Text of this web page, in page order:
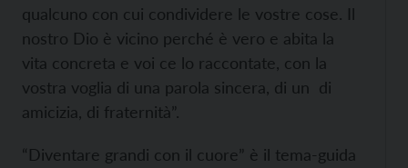
qualcuno con cui condividere le vostre cose. Il
nostro Dio è vicino perché è vero e abita la
vita concreta e voi ce lo raccontate, con la
vostra voglia di una parola sincera, di un di
amicizia, di fraternità”.
“Diventare grandi con il cuore” è il tema-guida